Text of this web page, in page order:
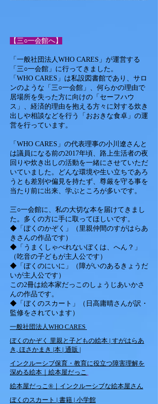
【三○一会館へ】
「一般社団法人WHO CARES」が運営する
「三○一会館」に行ってきました。
「WHO CARES」は私設図書館であり、サロ
ンのような「三○一会館」、何らかの理由で
居場所を失った方に向けの「セーフハウ
ス」、経済的理由を抱える方々に対する炊き
出しや相談などを行う「おおきな食卓」の運
営を行っています。
「WHO CARES」の代表理事の小川遼さんと
は議員になる前の2017年頃、路上生活者の夜
回りや炊き出しの活動を一緒にさせていただ
いていました。どんな環境や生い立ちであろ
うとも差別や偏見を持たず、尊厳を守る事を
当たり前に出来、学ぶところが多いです。
三○一会館に、私の大切な本を届けてきまし
た。多くの方に手に取ってほしいです。
◆「ぼくのかぞく」（里親仲間のすがはらあ
きさんの作品です）
◆「うまくしゃべれないぼくは、へん？」
（吃音の子どもが主人公です）
◆「ぼくのにいに」（障がいのあるきょうだ
いが主人公です）
この2冊は絵本家だっこのしょうじあいかさ
んの作品です。
◆「ぼくのスカート」（日高庸晴さんが訳・
監修をされています）
一般社団法人WHO CARES
ぼくのかぞく 里親と子どもの絵本 | すがはらあ
き, ほさかまき |本 | 通販 |
インクルーシブ保育・教育に役立つ障害理解を
深める絵本｜絵本屋だっこ
絵本屋だっこ®｜インクルーシブな絵本屋さん
ぼくのスカート | 書籍 | 小学館